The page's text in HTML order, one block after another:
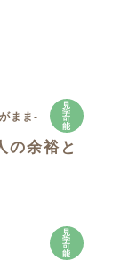
見
学
可
能
余裕と
見
学
可
能